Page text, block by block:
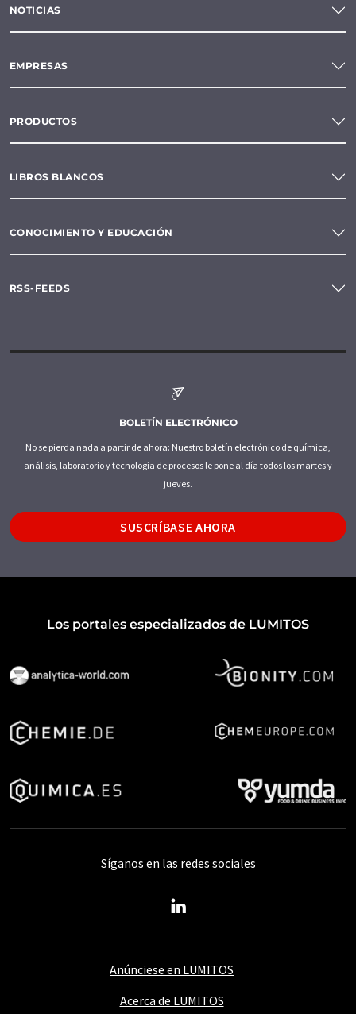
NOTICIAS
EMPRESAS
PRODUCTOS
LIBROS BLANCOS
CONOCIMIENTO Y EDUCACIÓN
RSS-FEEDS
BOLETÍN ELECTRÓNICO
No se pierda nada a partir de ahora: Nuestro boletín electrónico de química,
análisis, laboratorio y tecnología de procesos le pone al día todos los martes y
jueves.
SUSCRÍBASE AHORA
Los portales especializados de LUMITOS
Anúnciese en LUMITOS
Acerca de LUMITOS
Síganos en las redes sociales